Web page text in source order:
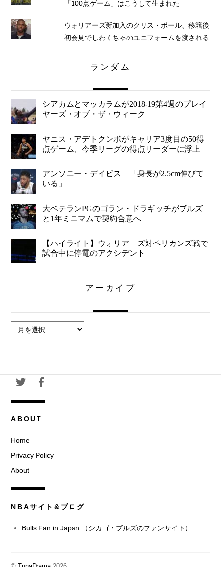
「100点ゲーム」はこうして生まれた
ウォリアーズ新加入のクリス・ポール、移籍後
初会見でしわくちゃのユニフォームを渡される
ランダム
シアカムとマッカラムが2018-19第4週のプレイ
ヤーズ・オブ・ザ・ウィーク
ヤニス・アデトクンボがキャリア3度目の50得
点ゲーム、今季リーグの得点リーダーに浮上
アンソニー・デイビス 「身長が2.5cm伸びて
いる」
大ベテランPGのゴラン・ドラギッチがブルズ
と1年ミニマムで契約合意へ
【ハイライト】ウォリアーズ対ペリカンズ戦で
試合中に停電のアクシデント
アーカイブ
ー
ブ
ABOUT
Home
Privacy Policy
About
NBAサイト&ブログ
Bulls Fan in Japan （シカゴ・ブルズのファンサイト）